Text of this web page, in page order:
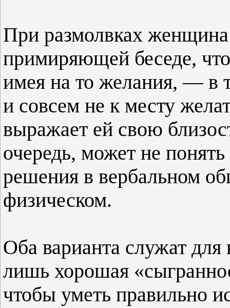
При размолвках женщина
примиряющей беседе,
имея на то желания, — в
и совсем не к месту
выражает ей свою
очередь, может не
решения в вербальном
физическом.
Оба варианта служат
лишь хорошая
чтобы уметь правильно